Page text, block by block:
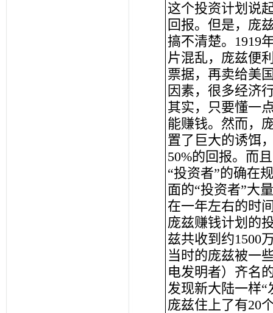
这个投资计划说
回报。但是，庞
搞不清楚。1919
片混乱，庞兹便
票据，再卖给美
因素，很多经济
其实，只要懂一
能赚钱。然而，
置了巨大的诱饵
50%的回报。而
“投资者”的确在
面的“投资者”大
在一年左右的时
庞兹赚钱计划的
兹共收到约1500
当时的庞兹被一
电发明者）齐名
发现新大陆一样“
庞兹住上了有20